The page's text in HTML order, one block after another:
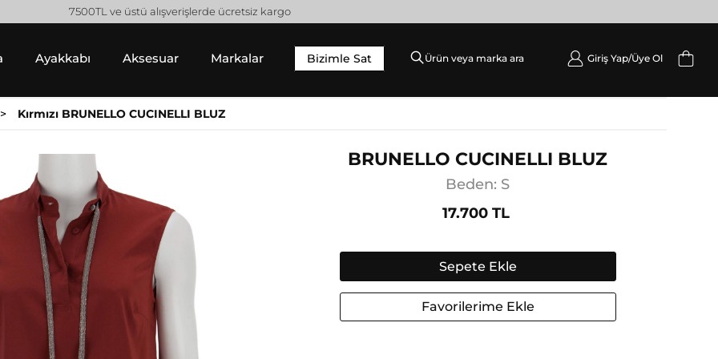
7500TL ve üstü alışverişlerde ücretsiz kargo
Ceket
Yelek
Ayakkabı Aksesuar Markalar
Helmut Lang
Isabel Marant
Jil Sander
Jimmy Choo
Lanvin
Michael Kors
Bizimle Sat Giriş Yap/Üye Ol
Kırmızı BRUNELLO CUCINELLI BLUZ
BRUNELLO CUCINELLI BLUZ
Beden: S
17.700 TL
Sepete Ekle
Favorilerime Ekle